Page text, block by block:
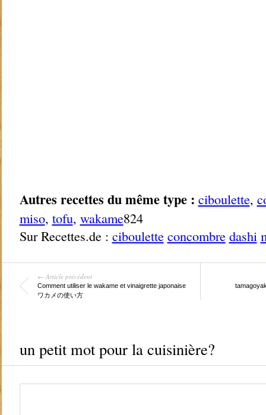
Autres recettes du même type : ciboulette,
miso, tofu, wakame824
Sur Recettes.de : ciboulette concombre dashi
← Article précédent
Comment utiliser le wakame et vinaigrette japonaise
ワカメの使い方
un petit mot pour la cuisinière?